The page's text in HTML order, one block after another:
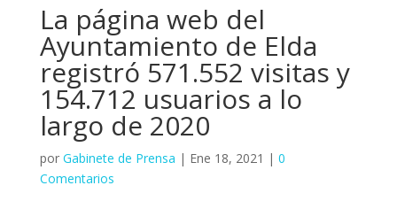
La página web del
Ayuntamiento de Elda
registró 571.552 visitas y
154.712 usuarios a lo
largo de 2020
por Gabinete de Prensa | Ene 18, 2021 | 0
Comentarios